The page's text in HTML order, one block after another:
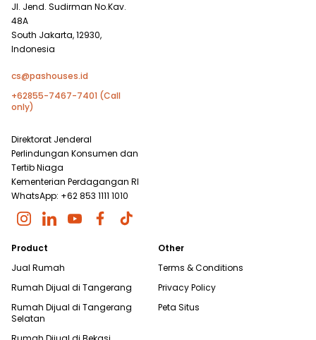
Jl. Jend. Sudirman No.Kav.
48A
South Jakarta, 12930,
Indonesia
cs@pashouses.id
+62855-7467-7401 (Call
only)
Direktorat Jenderal
Perlindungan Konsumen dan
Tertib Niaga
Kementerian Perdagangan RI
WhatsApp: +62 853 1111 1010
Product
Jual Rumah
Rumah Dijual di Tangerang
Rumah Dijual di Tangerang
Selatan
Other
Terms & Conditions
Privacy Policy
Peta Situs